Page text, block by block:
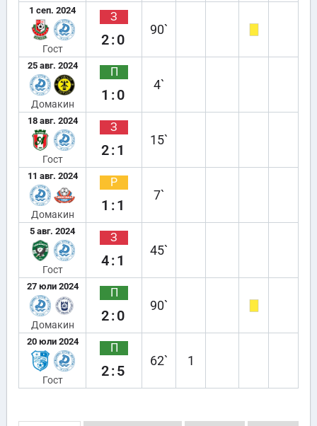
1 сеп. 2024
Гост
З
2:0
90`
25 авг. 2024
Домакин
П
1:0
4`
18 авг. 2024
Гост
З
2:1
15`
11 авг. 2024
Домакин
Р
1:1
7`
5 авг. 2024
Гост
З
4:1
45`
27 юли 2024
Домакин
П
2:0
90`
20 юли 2024
Гост
П
2:5
62` 1